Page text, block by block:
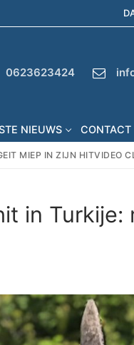
0623623424
NIEUWS CONTACT
MIEP IN ZIJN HITVIDEO
in